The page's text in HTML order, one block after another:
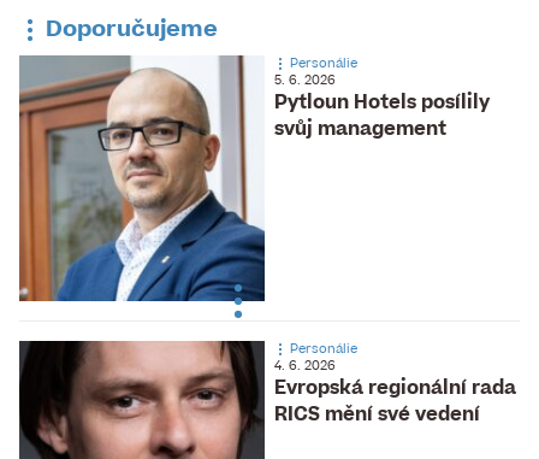
Doporučujeme
Pytloun Hotels posílily
svůj management
Personálie
5. 6. 2026
Evropská regionální rada
RICS mění své vedení
Personálie
4. 6. 2026